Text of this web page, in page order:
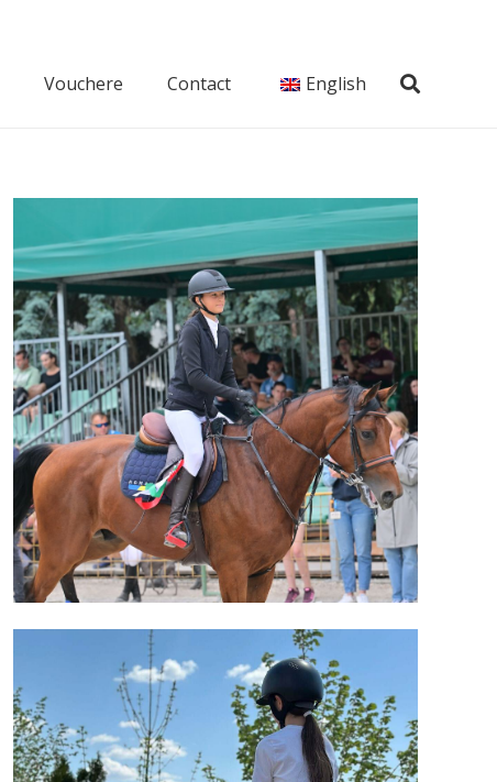
Vouchere Contact English